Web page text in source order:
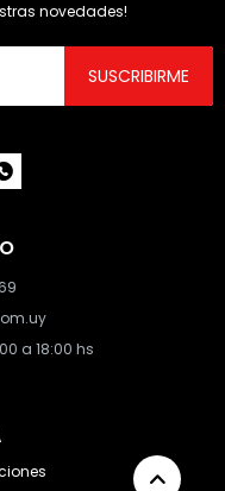
a 18:00 hs
novedades!
SUSCRIBIRME